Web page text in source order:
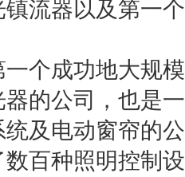
流器以及第一
个成功地大规
的公司，也是
及电动窗帘的
百种照明控制